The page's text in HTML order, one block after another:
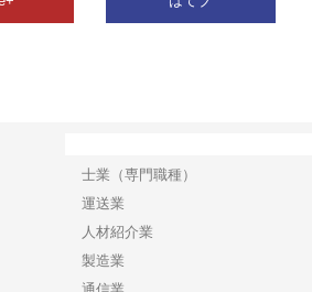
士業（専門職種）
運送業
人材紹介業
製造業